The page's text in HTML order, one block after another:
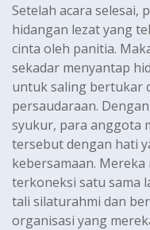
Setelah acara selesai,
hidangan lezat yang
cinta oleh panitia.
sekadar menyantap
untuk saling bertukar
persaudaraan.
syukur, para anggota
tersebut dengan hati
kebersamaan.
terkoneksi satu sama
tali silaturahmi dan
organisasi yang